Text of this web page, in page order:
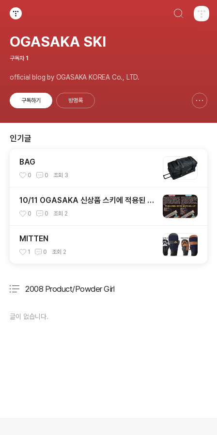
OGASAKA SKI
구독자 1
official blog by OGASAKA KOREA Co., LTD.
구독하기 방명록
인기글
BAG
0 0 조회 3
10/11 OGASAKA 신상품 스키에 적용된 새
로운 기술 PPF/FLS
0 0 조회 2
MITTEN
1 0 조회 2
2008 Product/Powder Girl
글이 없습니다.